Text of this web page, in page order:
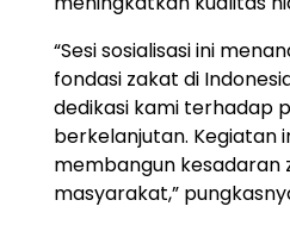
“Sesi sosialisasi ini
fondasi zakat di
dedikasi kami terhadap
berkelanjutan. Kegiatan
membangun kesadaran
masyarakat,”